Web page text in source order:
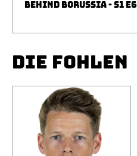
BEHIND BORUSSIA - S1 E6
DIE FOHLEN